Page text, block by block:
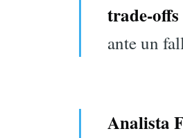
trade-offs
ante un
Analista